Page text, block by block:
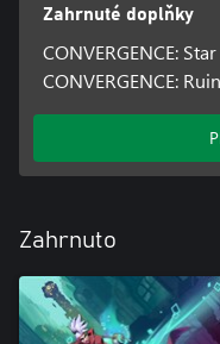
Zahrnuté doplňky
CONVERGENCE:
CONVERGENCE:
Zahrnuto